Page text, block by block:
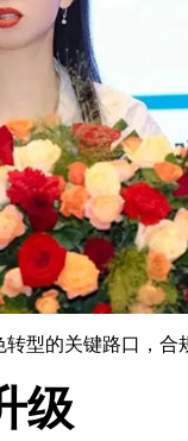
型的关键路口，
级